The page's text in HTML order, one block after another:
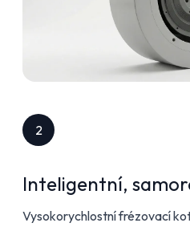
2
Inteligentní,
Vysokorychlostní frézovací